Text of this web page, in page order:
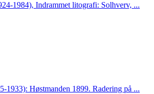
1984), Indrammet litografi: Solhverv, ...
1933): Høstmanden 1899. Radering på ...